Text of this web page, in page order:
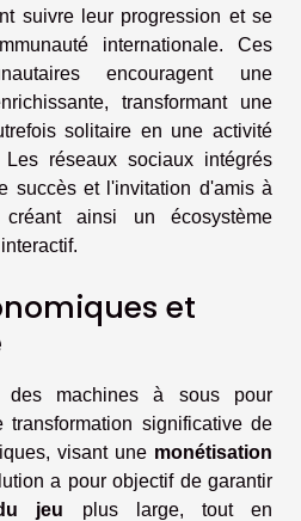
suivre leur progression et se
internationale. Ces
encouragent une
transformant une
solitaire en une activité
Les réseaux sociaux intégrés
succès et l'invitation d'amis à
créant ainsi un écosystème
et
des machines à sous pour
significative de
visant une monétisation
a pour objectif de garantir
jeu plus large, tout en